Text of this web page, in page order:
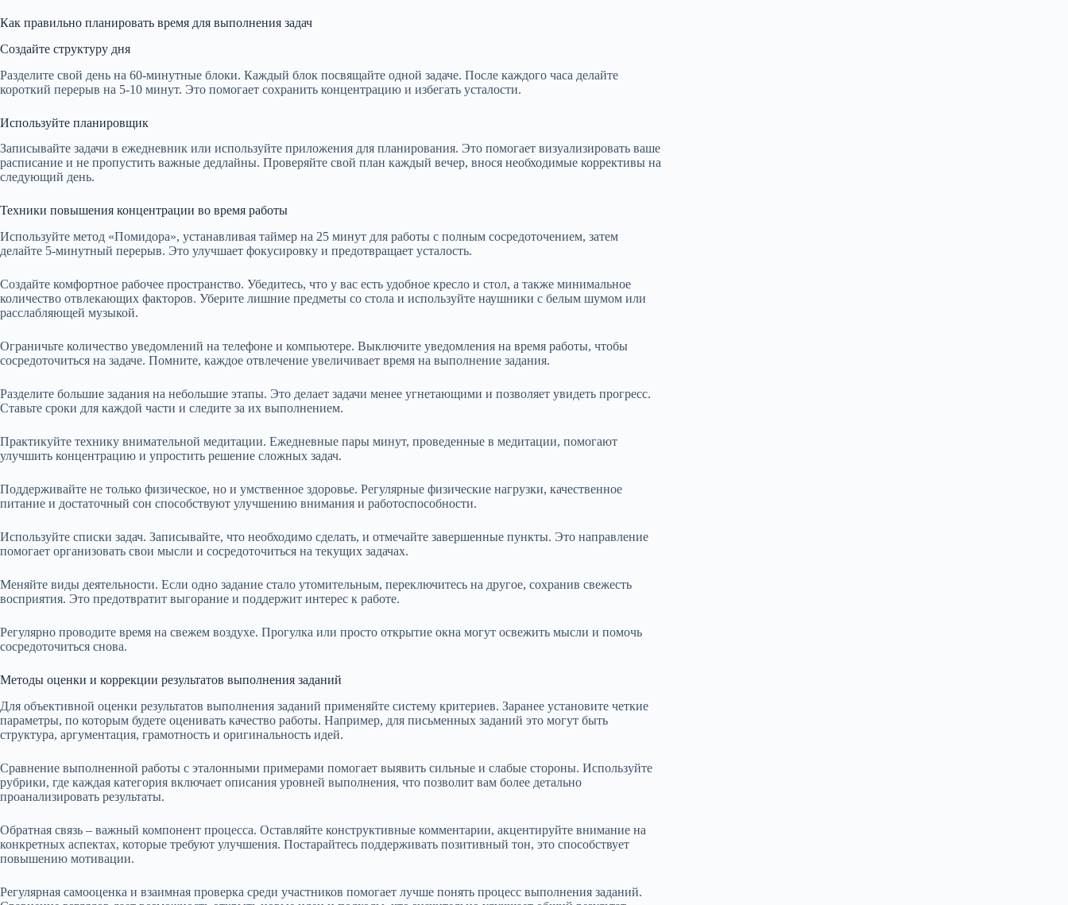
Как правильно планировать время для выполнения задач
Создайте структуру дня
Разделите свой день на 60-минутные блоки. Каждый блок посвящайте одной задаче. После каждого часа делайте
короткий перерыв на 5-10 минут. Это помогает сохранить концентрацию и избегать усталости.
Используйте планировщик
Записывайте задачи в ежедневник или используйте приложения для планирования. Это помогает визуализировать ваше
расписание и не пропустить важные дедлайны. Проверяйте свой план каждый вечер, внося необходимые коррективы на
следующий день.
Техники повышения концентрации во время работы
Используйте метод «Помидора», устанавливая таймер на 25 минут для работы с полным сосредоточением, затем
делайте 5-минутный перерыв. Это улучшает фокусировку и предотвращает усталость.
Создайте комфортное рабочее пространство. Убедитесь, что у вас есть удобное кресло и стол, а также минимальное
количество отвлекающих факторов. Уберите лишние предметы со стола и используйте наушники с белым шумом или
расслабляющей музыкой.
Ограничьте количество уведомлений на телефоне и компьютере. Выключите уведомления на время работы, чтобы
сосредоточиться на задаче. Помните, каждое отвлечение увеличивает время на выполнение задания.
Разделите большие задания на небольшие этапы. Это делает задачи менее угнетающими и позволяет увидеть прогресс.
Ставьте сроки для каждой части и следите за их выполнением.
Практикуйте технику внимательной медитации. Ежедневные пары минут, проведенные в медитации, помогают
улучшить концентрацию и упростить решение сложных задач.
Поддерживайте не только физическое, но и умственное здоровье. Регулярные физические нагрузки, качественное
питание и достаточный сон способствуют улучшению внимания и работоспособности.
Используйте списки задач. Записывайте, что необходимо сделать, и отмечайте завершенные пункты. Это направление
помогает организовать свои мысли и сосредоточиться на текущих задачах.
Меняйте виды деятельности. Если одно задание стало утомительным, переключитесь на другое, сохранив свежесть
восприятия. Это предотвратит выгорание и поддержит интерес к работе.
Регулярно проводите время на свежем воздухе. Прогулка или просто открытие окна могут освежить мысли и помочь
сосредоточиться снова.
Методы оценки и коррекции результатов выполнения заданий
Для объективной оценки результатов выполнения заданий применяйте систему критериев. Заранее установите четкие
параметры, по которым будете оценивать качество работы. Например, для письменных заданий это могут быть
структура, аргументация, грамотность и оригинальность идей.
Сравнение выполненной работы с эталонными примерами помогает выявить сильные и слабые стороны. Используйте
рубрики, где каждая категория включает описания уровней выполнения, что позволит вам более детально
проанализировать результаты.
Обратная связь – важный компонент процесса. Оставляйте конструктивные комментарии, акцентируйте внимание на
конкретных аспектах, которые требуют улучшения. Постарайтесь поддерживать позитивный тон, это способствует
повышению мотивации.
Регулярная самооценка и взаимная проверка среди участников помогает лучше понять процесс выполнения заданий.